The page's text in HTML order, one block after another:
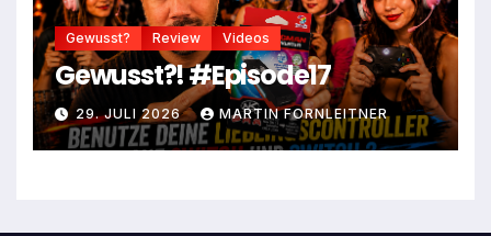
Gewusst? Review Videos
Gewusst?! #Episode17
29. JULI 2026 MARTIN FORNLEITNER